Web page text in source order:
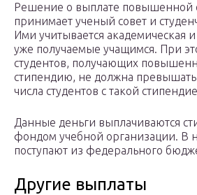
Решение о выплате повышенной
принимает ученый совет и
Ими учитывается академическая
уже получаемые учащимся. При
студентов, получающих
стипендию, не должна превышать
числа студентов с такой
Данные деньги выплачиваются
фондом учебной организации. В
поступают из федерального
Другие выплаты